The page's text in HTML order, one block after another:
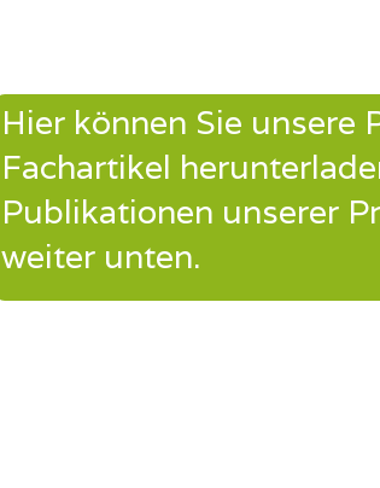
Hier können Sie unsere
Fachartikel
Publikationen unserer
weiter unten.